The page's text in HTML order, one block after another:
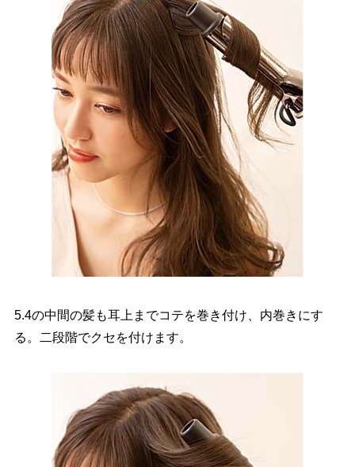
5.4の中間の髪も耳上までコテを巻き付け、内巻きにす
る。二段階でクセを付けます。